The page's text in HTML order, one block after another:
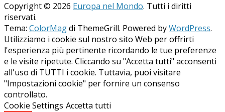
Copyright © 2026 Europa nel Mondo. Tutti i diritti
riservati.
Tema: ColorMagdi ThemeGrill. Powered byWordPress.
Utilizziamo i cookie sul nostro sito Web per offrirti
l'esperienza più pertinente ricordando le tue preferenze
e le visite ripetute. Cliccando su "Accetta tutti" acconsenti
all'uso di TUTTI i cookie. Tuttavia, puoi visitare
"Impostazioni cookie" per fornire un consenso
controllato.
Cookie Settings Accetta tutti